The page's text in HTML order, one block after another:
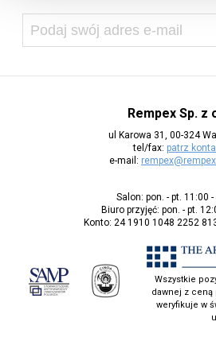
Rempex Sp. z
ul Karowa 31, 00-324
tel/fax: patrz
e-mail:
Salon: pon. - pt. 11:00
Biuro przyjęć: pon. - pt.
Konto: 24 1910 1048 2252
Wszystkie
dawnej z ceną
weryfikuje w